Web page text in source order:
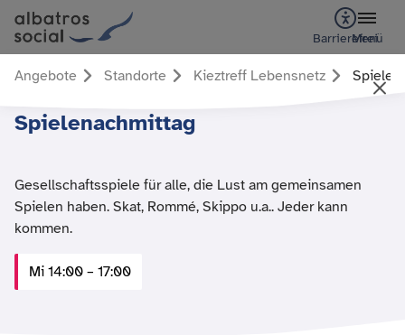
Barrierefrei
Menü
Angebote Standorte Kieztreff Lebensnetz
Spielenachmittag
Gesellschaftsspiele für alle, die Lust am gemeinsamen
Spielen haben. Skat, Rommé, Skippo u.a.. Jeder kann
kommen.
Mi 14:00 – 17:00